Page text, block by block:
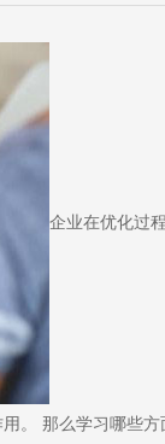
企业在优化过
。 那么学习哪些方